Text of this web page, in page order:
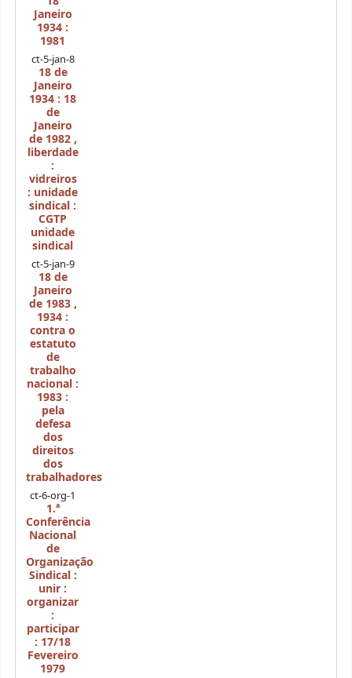
Janeiro
1934 :
1981
ct-5-jan-8
18 de
Janeiro
1934 : 18
de
Janeiro
de 1982,
liberdade
:
vidreiros
: unidade
sindical :
CGTP
unidade
sindical
ct-5-jan-9
18 de
Janeiro
de 1983,
1934 :
contra o
estatuto
de
trabalho
nacional :
1983 :
pela
defesa
dos
direitos
dos
trabalhadores
ct-6-org-1
1.ª
Conferência
Nacional
de
Organização
Sindical :
unir :
organizar
:
participar
: 17/18
Fevereiro
1979